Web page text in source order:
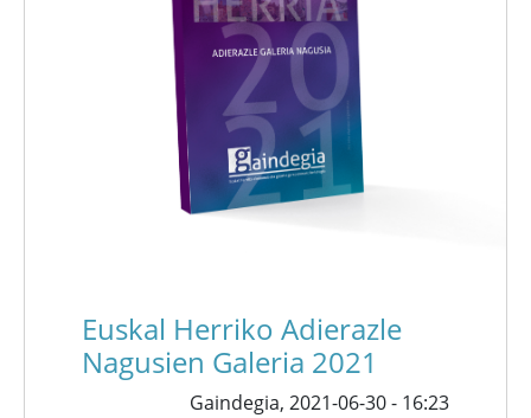
Euskal Herriko Adierazle
Nagusien Galeria 2021
Gaindegia, 2021-06-30 - 16:23